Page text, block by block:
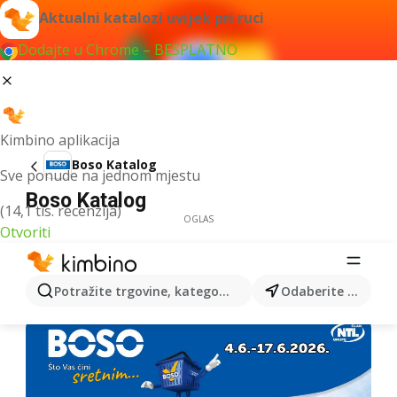
Aktualni katalozi uvijek pri ruci
Dodajte u Chrome – BESPLATNO
Kimbino aplikacija
Sve ponude na jednom mjestu
(14,1 tis. recenzija)
Otvoriti
Potražite trgovine, kategorije, proizvode... Odaberite grad
Boso Katalog
Boso Katalog
OGLAS